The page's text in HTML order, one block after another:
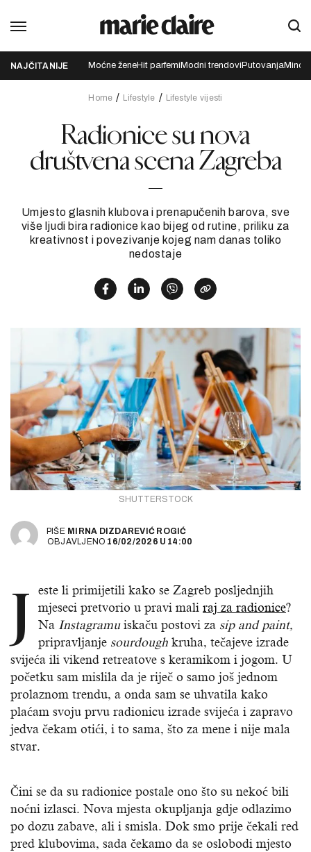
NAJČITANIJE Moćne ženeHit parfemi Modni trendovi Putovanja
Home Lifestyle Lifestyle vijesti
Radionice su nova
društvena scena Zagreba
Umjesto glasnih klubova i prenapučenih barova, sve
više ljudi bira radionice kao bijeg od rutine, priliku za
kreativnost i povezivanje kojeg nam danas toliko
nedostaje
SHUTTERSTOCK
PIŠE MIRNA DIZDAREVIĆ ROGIĆ
OBJAVLJENO 16/02/2026 U 14:00
J
este li primijetili kako se Zagreb posljednjih
mjeseci pretvorio u pravi mali raj za radionice?
Na Instagramuiskaču postovi za sip and paint,
pripravljanje sourdough kruha, tečajeve izrade
svijeća ili vikend retreatove s keramikom i jogom. U
početku sam mislila da je riječ o samo još jednom
prolaznom trendu, a onda sam se uhvatila kako
plaćam svoju prvu radionicu izrade svijeća i zapravo
jedva čekam otići, i to sama, što za mene i nije mala
stvar.
Čini se da su radionice postale ono što su nekoć bili
noćni izlasci. Nova mjesta okupljanja gdje odlazimo
po dozu zabave, ali i smisla. Dok smo prije čekali red
pred klubovima, sada čekamo da se oslobodi mjesto